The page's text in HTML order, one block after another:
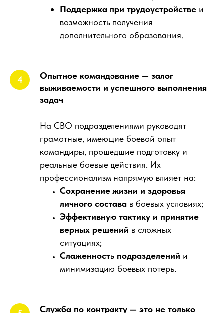
Поддержка при трудоустройстве и
возможность получения
дополнительного образования.
Опытное командование — залог
выживаемости и успешного выполнения
задач
На СВО подразделениями руководят
грамотные, имеющие боевой опыт
командиры, прошедшие подготовку и
реальные боевые действия. Их
профессионализм напрямую влияет на:
Сохранение жизни и здоровья
личного состава в боевых условиях;
Эффективную тактику и принятие
верных решений в сложных
ситуациях;
Слаженность подразделений и
минимизацию боевых потерь.
Служба по контракту — это не только